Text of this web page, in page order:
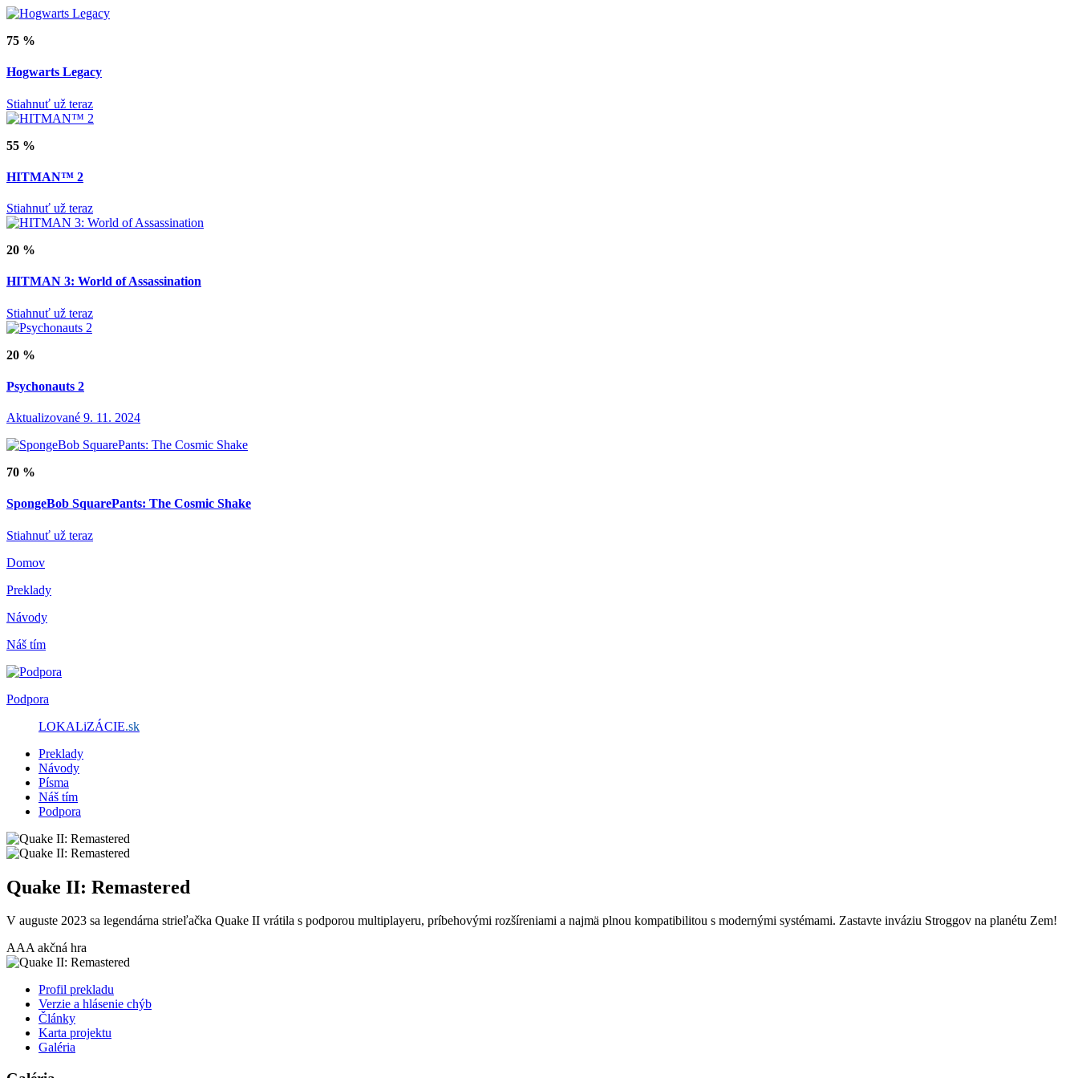
75 %
Hogwarts Legacy
Stiahnuť už teraz
55 %
HITMAN™ 2
Stiahnuť už teraz
20 %
HITMAN 3: World of Assassination
Stiahnuť už teraz
20 %
Psychonauts 2
Aktualizované 9. 11. 2024
70 %
SpongeBob SquarePants: The Cosmic Shake
Stiahnuť už teraz
Domov
Preklady
Návody
Náš tím
Podpora
LOKALiZÁCIE.sk
Preklady
Návody
Písma
Náš tím
Podpora
Quake II: Remastered
V auguste 2023 sa legendárna strieľačka Quake II vrátila s podporou multiplayeru, príbehovými rozšíreniami a najmä plnou kompatibilitou s modernými systémami. Zastavte inváziu Stroggov na planétu Zem!
AAA akčná hra
Profil prekladu
Verzie a hlásenie chýb
Články
Karta projektu
Galéria